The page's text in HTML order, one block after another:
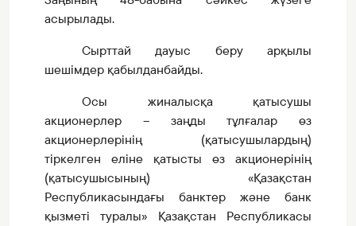
асырылады.
Сырттай дауыс беру арқылы
шешімдер қабылданбайды.
Осы жиналысқа қатысушы
акционерлер – заңды тұлғалар өз
акционерлерінің (қатысушылардың)
тіркелген еліне қатысты өз акционерінің
(қатысушысының) «Қазақстан
Республикасындағы банктер және банк
қызметі туралы» Қазақстан Республикасы